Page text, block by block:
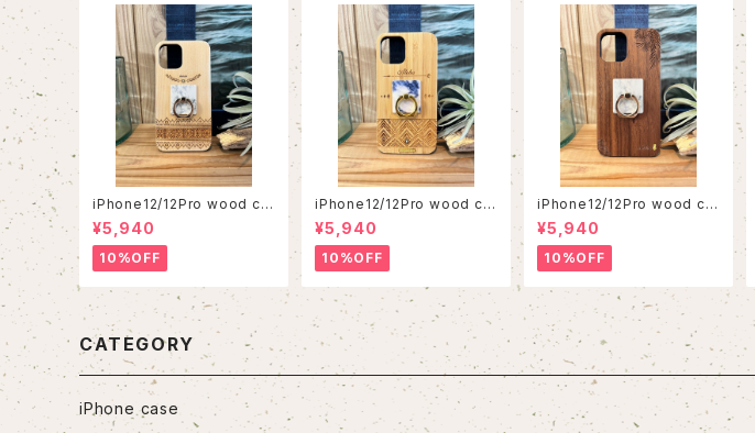
iPhone12/12Pro wood ca
se
¥5,940
10%OFF
iPhone12/12Pro wood ca
se
¥5,940
10%OFF
iPhone12/12Pro wood ca
se
¥5,940
10%OFF
CATEGORY
iPhone case